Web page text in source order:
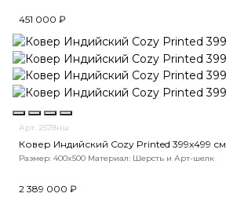
451 000 ₽
Арт. 2578нш
Ковер Индийский Cozy Printed 399x499 см
Размер: 400x500 Материал: Шерсть и Арт-шелк
2 389 000 ₽